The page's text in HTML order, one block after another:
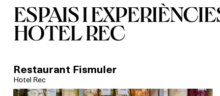
ESPAIS I
HOTEL REC
Restaurant Fismuler
Hotel Rec